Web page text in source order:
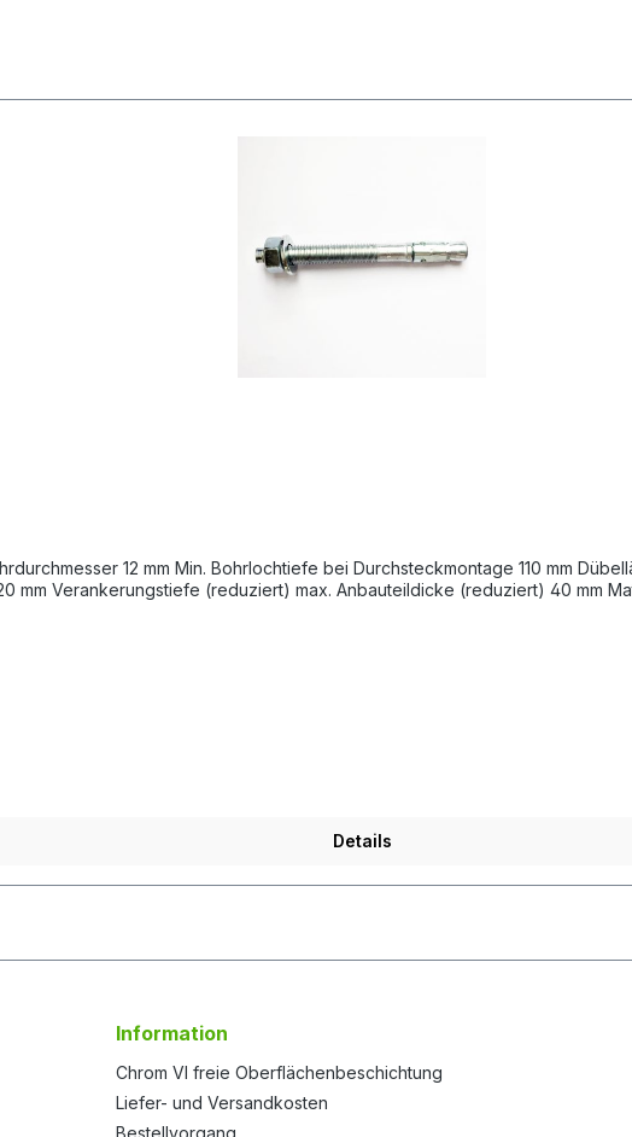
mm Verankerungstiefe (reduziert) max. Anbauteildicke (reduziert) 40 mm
Details
Information
Chrom VI freie Oberflächenbeschichtung
Liefer- und Versandkosten